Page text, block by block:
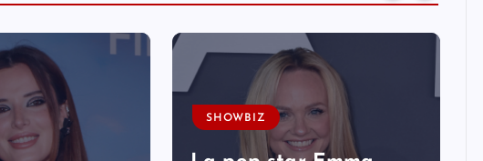
SHOWBIZ